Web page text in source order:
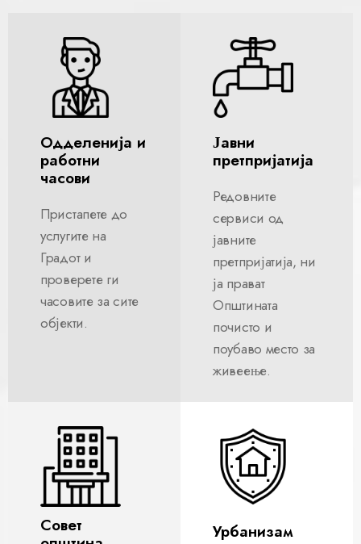
Одделенија и
работни
часови
Пристапете до
услугите на
Градот и
проверете ги
часовите за сите
објекти.
Јавни
претпријатија
Редовните
сервиси од
јавните
претпријатија, ни
ја прават
Општината
почисто и
поубаво место за
живеење.
Совет
Урбанизам